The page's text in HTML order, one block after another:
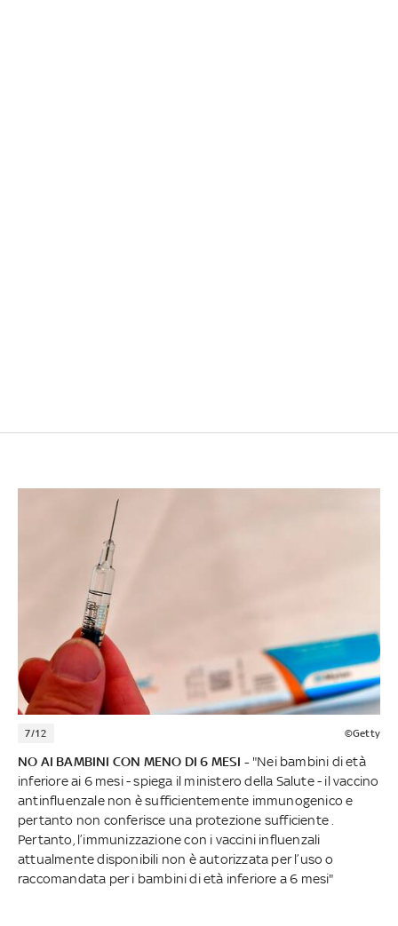
7/12 ©Getty
NO AI BAMBINI CON MENO DI 6 MESI -"Nei bambini di età
inferiore ai 6 mesi - spiega il ministero della Salute - il vaccino
antinfluenzale non è sufficientemente immunogenico e
pertanto non conferisce una protezione sufficiente .
Pertanto, l’immunizzazione con i vaccini influenzali
attualmente disponibili non è autorizzata per l’uso o
raccomandata per i bambini di età inferiore a 6 mesi"